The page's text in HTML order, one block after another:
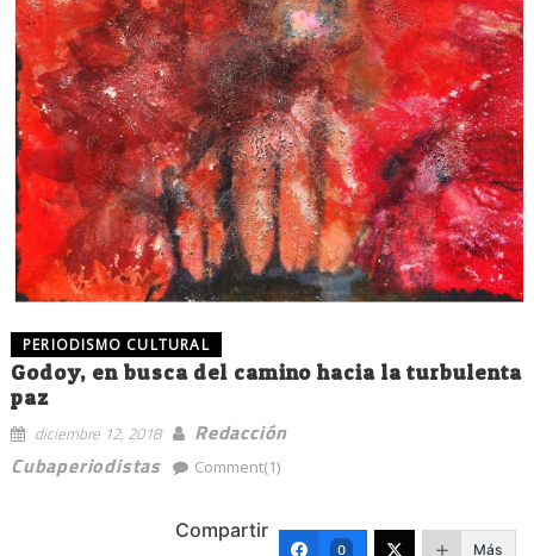
PERIODISMO CULTURAL
Godoy, en busca del camino hacia la turbulenta
paz
diciembre 12, 2018
Redacción
Cubaperiodistas
Comment(1)
Compartir
0 Más